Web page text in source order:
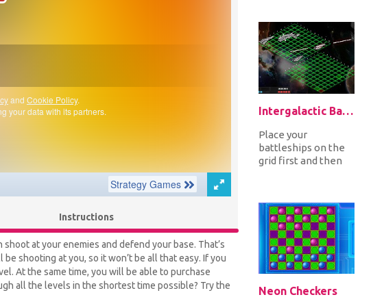
Instructions
at your enemies and defend your base. That’s
shooting at you, so it won’t be all that easy. If you
At the same time, you will be able to purchase
all the levels in the shortest time possible? Try the
us...
Intergalactic Battleship
Place your
battleships on the
grid first and then
Neon Checkers